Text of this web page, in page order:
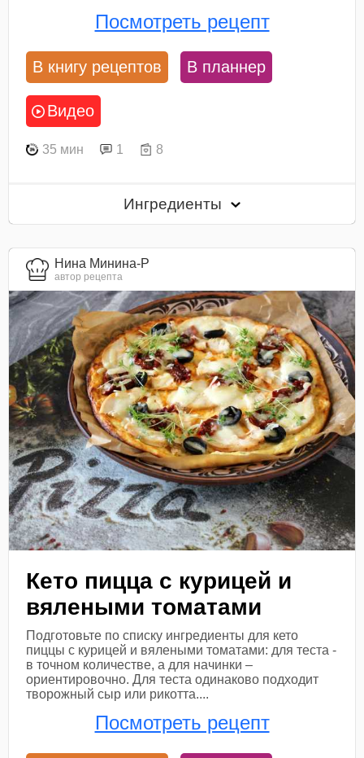
Посмотреть рецепт
В книгу рецептов В планнер
Видео
35 мин 1 8
Ингредиенты
Нина Минина-Р
автор рецепта
Кето пицца с курицей и
вялеными томатами
Подготовьте по списку ингредиенты для кето
пиццы с курицей и вялеными томатами: для теста -
в точном количестве, а для начинки –
ориентировочно. Для теста одинаково подходит
творожный сыр или рикотта....
Посмотреть рецепт